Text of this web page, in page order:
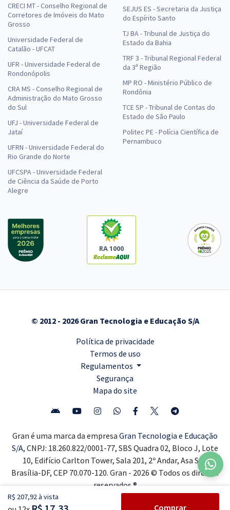
R$ 207,92 à vista
Comprar
CRECI MT - Conselho Regional de
Corretores de Imóveis do Mato
Grosso
Universidade Federal de
Catalão - UFCAT
UFR - Universidade Federal de
Rondonópolis
CRA MS - Conselho Regional de
Administração do Mato Grosso
do Sul
UFJ - Universidade Federal de
Jataí
UFRN - Universidade Federal do
Rio Grande do Norte
UFCSPA - Universidade Federal
de Ciência da Saúde de Porto
Alegre
SEJUS ES - Secretaria da Justiça
do Espírito Santo
TJ BA - Tribunal de Justiça do
Estado da Bahia
TRF 3 - Tribunal Regional Federal
da 3ª Região
MP RO - Ministério Público de
Rondônia
TCE SP - Tribunal de Contas do
Estado de São Paulo
Politec PE - Polícia Científica de
Pernambuco
RA 1000
© 2012 - 2026 Gran Tecnologia e Educação S/A
Política de privacidade
Termos de uso
Regulamentos
Segurança
Mapa do site
Gran é uma marca da empresa Gran Tecnologia e Educação
S/A, CNPJ: 18.260.822/0001-77, SBS Quadra 02, Bloco J, Lote
10, Edifício Carlton Tower, Sala 201, 2º Andar, Asa Sul,
Brasília-DF, CEP 70.070-120. Gran - 2026 © Todos os direitos
reservados ®